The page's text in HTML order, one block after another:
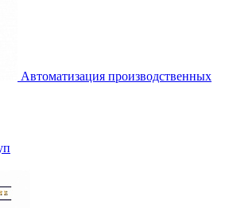
Автоматизация производственных